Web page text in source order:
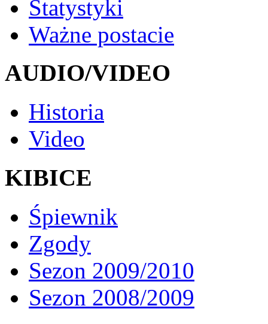
Statystyki
Ważne postacie
AUDIO/VIDEO
Historia
Video
KIBICE
Śpiewnik
Zgody
Sezon 2009/2010
Sezon 2008/2009